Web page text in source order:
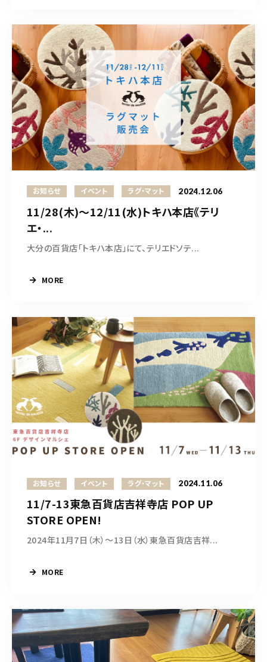
お知らせ イベント ラグ・マット 2024.12.06
11/28(木)〜12/11(水)トキハ本店《テリ
エ・...
大分の百貨店「トキハ本店」にて、テリエドソテ...
MORE
お知らせ イベント ラグ・マット 2024.11.06
11/7-13東急百貨店吉祥寺店 POP UP
STORE OPEN!
2024年11月7日（木）〜13日（水）東急百貨店吉祥...
MORE